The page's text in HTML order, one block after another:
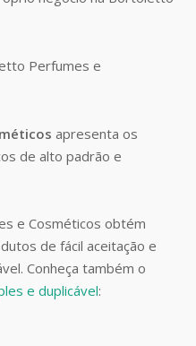
Perfumes e
apresenta os
de alto padrão e
e Cosméticos obtém
de fácil aceitação e
Conheça também o
e duplicável: